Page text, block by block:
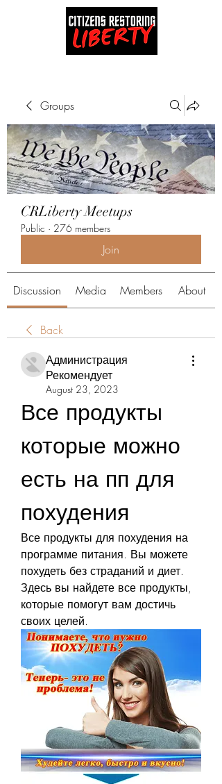
Groups
CRLiberty Meetups
Public · 276 members
Join
Discussion Media Members About
Back
Администрация
Рекомендует
August 23, 2023
Все продукты
которые можно
есть на пп для
похудения
Все продукты для похудения на
программе питания. Вы можете
похудеть без страданий и диет.
Здесь вы найдете все продукты,
которые помогут вам достичь
своих целей.